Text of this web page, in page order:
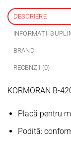
DESCRIERE
INFORMAȚII
BRAND
RECENZII (0)
KORMORAN B-
Placă pentru
Podită: